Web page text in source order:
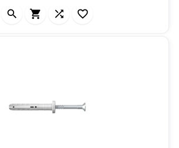
   